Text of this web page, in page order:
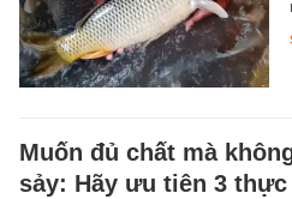
Muốn đủ chất mà
sảy: Hãy ưu tiên 3